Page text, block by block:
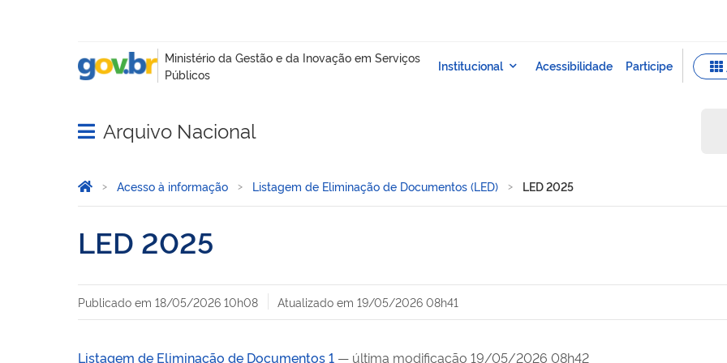
Abrir menu principal de navegação
Arquivo Nacional
Você está aqui:
Página Inicial
Acesso à informação Listagem de Eliminação de Documentos (LED) LED 2025
LED 2025
Publicado em 18/05/2026 10h08 Atualizado em 19/05/2026 08h41
Listagem de Eliminação de Documentos 1 — última modificação 19/05/2026 08h42